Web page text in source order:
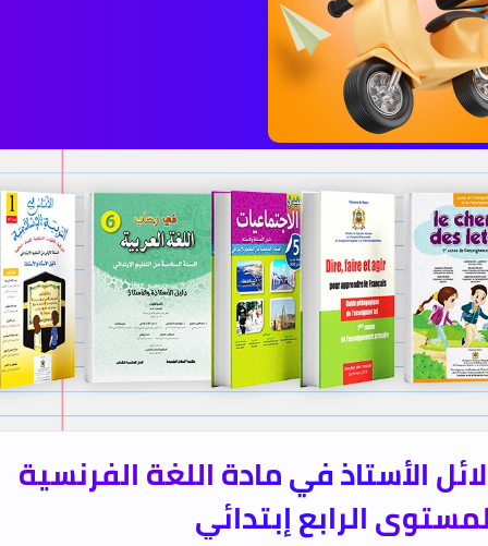
الأستاذ في مادة اللغة الفرنسية
الرابع إبتدائي